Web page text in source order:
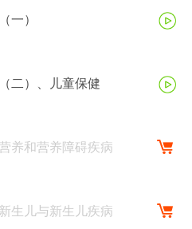
一）
二）、儿童保健
养和营养障碍疾病
生儿与新生儿疾病